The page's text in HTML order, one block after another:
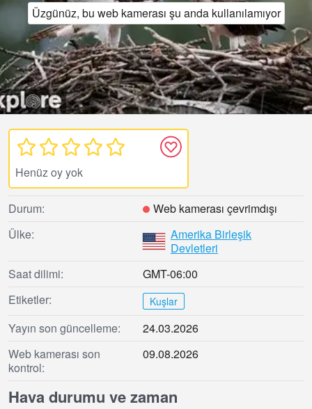
Üzgünüz, bu web kamerası şu anda kullanılamıyor
Henüz oy yok
Durum:
Web kamerası çevrimdışı
Ülke:
Amerika Birleşik
Devletleri
Saat dilimi:
GMT-06:00
Etiketler:
Kuşlar
Yayın son güncelleme:
24.03.2026
Web kamerası son
kontrol:
09.08.2026
Hava durumu ve zaman